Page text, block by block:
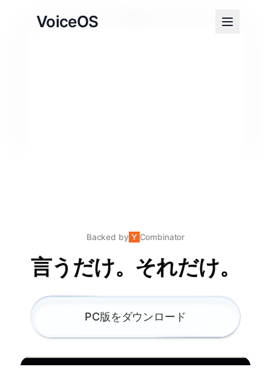
VoiceOS
Backed by Combinator
言うだけ。それだけ。
PC版をダウンロード